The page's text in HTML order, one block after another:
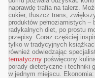
naprawdę trafia na talerz.
cukier, tłuszcz trans,
produktów pełnoziarnistych –
radykalnych diet, po prostu
przepisy. Coraz częściej
tylko w tradycyjnych
również odwiedzając
tematyczny poświęcony
porady dietetyczne i techniki
w jednym miejscu.